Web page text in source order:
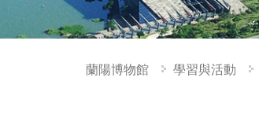
蘭陽博物館 學習與活動